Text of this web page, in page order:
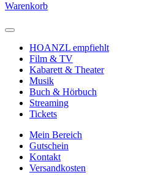
Warenkorb
HOANZL empfiehlt
Film & TV
Kabarett & Theater
Musik
Buch & Hörbuch
Streaming
Tickets
Mein Bereich
Gutschein
Kontakt
Versandkosten